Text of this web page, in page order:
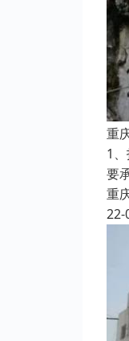
重
1
要
重
22-